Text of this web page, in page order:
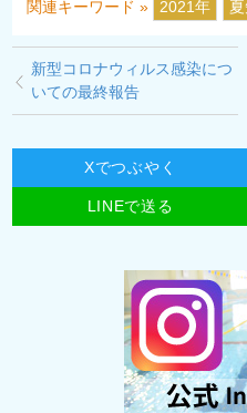
関連キーワード » 2021年
新型コロナウィルス感染につ
いての最終報告
Xでつぶやく
LINEで送る